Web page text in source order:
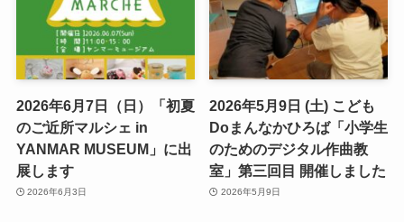
2026年6月7日（日）「初夏
のご近所マルシェ in
YANMAR MUSEUM」に出
展します
2026年6月3日
2026年5月9日 (土) こども
Doまんなかひろば「小学生
のためのデジタル作曲教
室」第三回目 開催しました
2026年5月9日